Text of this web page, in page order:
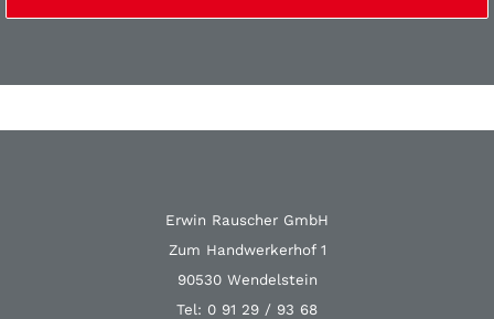
Erwin Rauscher GmbH
Zum Handwerkerhof 1
90530 Wendelstein
Tel: 0 91 29 / 93 68